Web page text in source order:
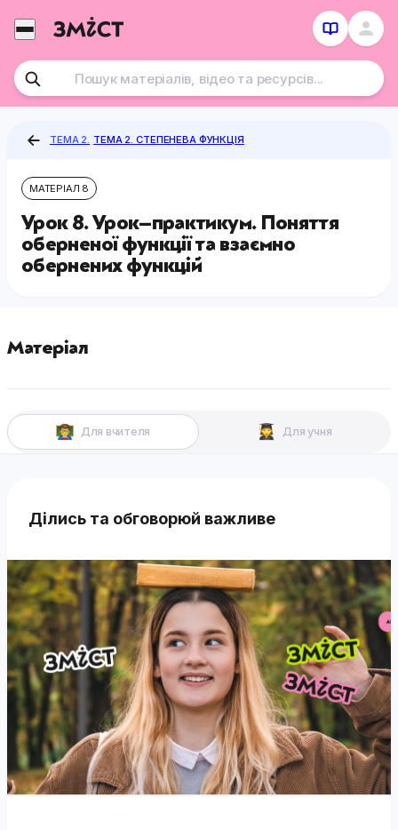
Перейти
до
ТЕМА 2. ТЕМА 2. СТЕПЕНЕВА ФУНКЦІЯ
МАТЕРІАЛ 8
Урок 8. Урок–практикум. Поняття
оберненої функції та взаємно
обернених функцій
Матеріал
Для вчителя Для учня
Ділись та обговорюй важливе